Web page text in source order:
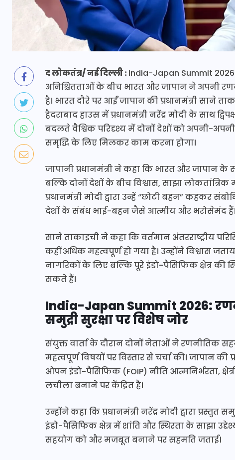
द लोकतंत्र/ नई दिल्ली :India-Japan Summit
अनिश्चितताओं के बीच भारत और जापान ने अपनी
है। भारत दौरे पर आईं जापान की प्रधानमंत्री साने
हैदराबाद हाउस में प्रधानमंत्री नरेंद्र मोदी के साथ
बदलते वैश्विक परिदृश्य में दोनों देशों को अपनी-
समृद्धि के लिए मिलकर काम करना होगा।
जापानी प्रधानमंत्री ने कहा कि भारत और जापान
बल्कि दोनों देशों के बीच विश्वास, साझा
प्रधानमंत्री मोदी द्वारा उन्हें “छोटी बहन” कहकर
देशों के संबंध भाई-बहन जैसे आत्मीय और भरोसेमंद हैं।
साने ताकाइची ने कहा कि वर्तमान अंतरराष्ट्रीय
कहीं अधिक महत्वपूर्ण हो गया है। उन्होंने विश्वास
नागरिकों के लिए बल्कि पूरे इंडो-पैसिफिक क्षेत्र की
सकते हैं।
India-Japan Summit 2026:
समुद्री सुरक्षा पर विशेष जोर
संयुक्त वार्ता के दौरान दोनों नेताओं ने रणनीतिक
महत्वपूर्ण विषयों पर विस्तार से चर्चा की। जापान
ओपन इंडो-पैसिफिक (FOIP) नीति आत्मनिर्भरता,
लचीला बनाने पर केंद्रित है।
उन्होंने कहा कि प्रधानमंत्री नरेंद्र मोदी द्वारा
इंडो-पैसिफिक क्षेत्र में शांति और स्थिरता के साझा
सहयोग को और मजबूत बनाने पर सहमति जताई।